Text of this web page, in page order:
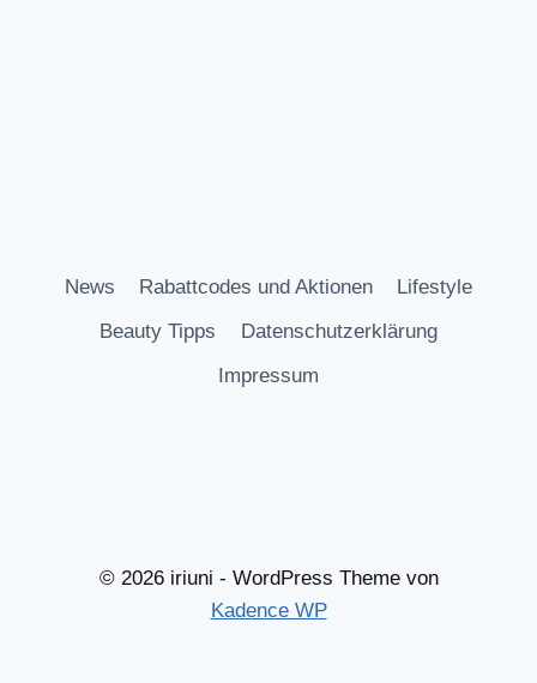
News Rabattcodes und Aktionen
Lifestyle
Beauty Tipps
Datenschutzerklärung
Impressum
© 2026 iriuni - WordPress Theme von
Kadence WP